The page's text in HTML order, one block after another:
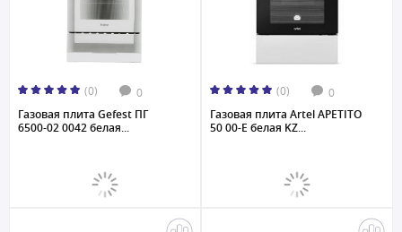
(0) 0
Газовая плита Gefest ПГ
6500-02 0042 белая...
(0) 0
Газовая плита Artel APETITO
50 00-E белая KZ...